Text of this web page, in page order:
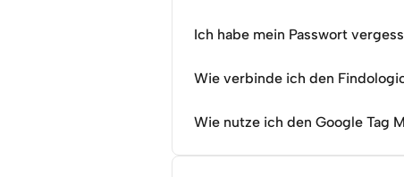
Ich habe mein Passwort
Wie verbinde ich den
Wie nutze ich den Google Tag